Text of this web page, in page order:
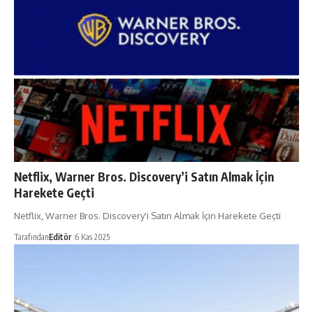
Netflix, Warner Bros. Discovery’i Satın Almak İçin
Harekete Geçti
Netflix, Warner Bros. Discovery'i Satın Almak İçin Harekete Geçti
TarafındanEditör 6 Kas 2025